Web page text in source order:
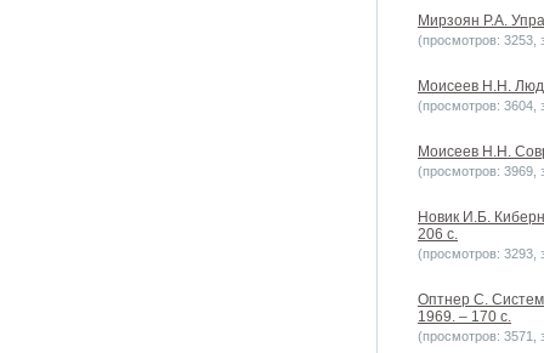
Мирзоян Р.А.
(просмотров: 3253,
Моисеев Н.Н.
(просмотров: 3604,
Моисеев Н.Н.
(просмотров: 3969,
Новик И.Б.
206 с.
(просмотров: 3293,
Оптнер С.
1969. – 170 с.
(просмотров: 3571,